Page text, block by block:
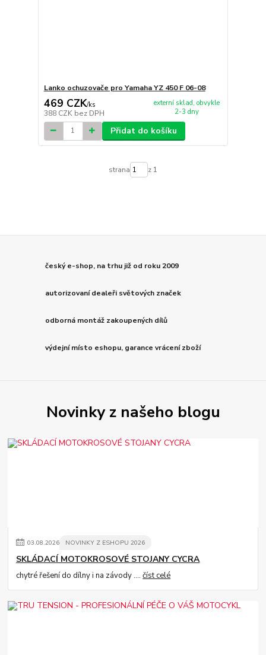
Lanko ochuzovače pro Yamaha YZ 450 F 06-08
469 CZK/ks
388 CZK bez DPH
externí sklad, obvykle
2-3 dny
Přidat do košíku
strana z 1
český e-shop, na trhu již od roku 2009
autorizovaní dealeři světových značek
odborná montáž zakoupených dílů
výdejní místo eshopu, garance vrácení zboží
Novinky z našeho blogu
03.08.2026 NOVINKY Z ESHOPU 2026
SKLÁDACÍ MOTOKROSOVÉ STOJANY CYCRA
chytré řešení do dílny i na závody ....číst celé